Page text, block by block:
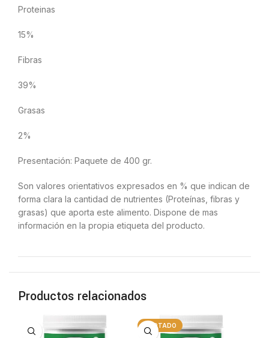
Proteinas
15%
Fibras
39%
Grasas
2%
Presentación: Paquete de 400 gr.
Son valores orientativos expresados en % que indican de
forma clara la cantidad de nutrientes (Proteínas, fibras y
grasas) que aporta este alimento. Dispone de mas
información en la propia etiqueta del producto.
Productos relacionados
AGOTADO